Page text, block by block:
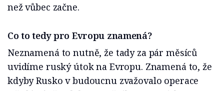
než vůbec začne.
Co to tedy pro Evropu znamená?
Neznamená to nutně, že tady za pár měsíců
uvidíme ruský útok na Evropu. Znamená to, že
kdyby Rusko v budoucnu zvažovalo operace